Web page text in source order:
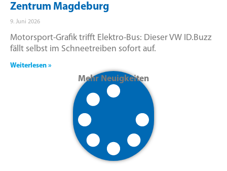
Zentrum Magdeburg
9. Juni 2026
Motorsport-Grafik trifft Elektro-Bus: Dieser VW ID.Buzz
fällt selbst im Schneetreiben sofort auf.
Weiterlesen »
Mehr Neuigkeiten